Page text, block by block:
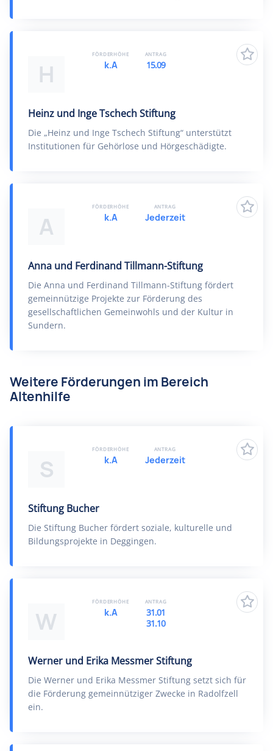
H
Heinz und Inge Tschech Stiftung
Die „Heinz und Inge Tschech Stiftung“ unterstützt
Institutionen für Gehörlose und Hörgeschädigte.
FÖRDERHÖHE
k.A
ANTRAG
15.09
A
Anna und Ferdinand Tillmann-Stiftung
Die Anna und Ferdinand Tillmann-Stiftung fördert
gemeinnützige Projekte zur Förderung des
gesellschaftlichen Gemeinwohls und der Kultur in
Sundern.
FÖRDERHÖHE
k.A
ANTRAG
Jederzeit
Weitere Förderungen im Bereich
Altenhilfe
S
Stiftung Bucher
Die Stiftung Bucher fördert soziale, kulturelle und
Bildungsprojekte in Deggingen.
FÖRDERHÖHE
k.A
ANTRAG
Jederzeit
W
Werner und Erika Messmer Stiftung
Die Werner und Erika Messmer Stiftung setzt sich für
die Förderung gemeinnütziger Zwecke in Radolfzell
ein.
FÖRDERHÖHE
k.A
ANTRAG
31.01
31.10